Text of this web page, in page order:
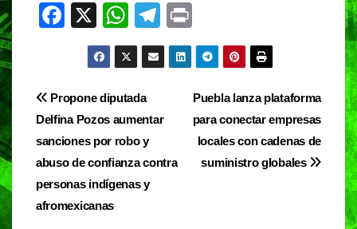
F
e
b
o
o
k
X
W
h
at
s
A
p
p
T
el
e
a
in
t
Navegación
de
entradas
Puebla lanza plataforma
para conectar empresas
locales con cadenas de
suministro globales
Propone diputada
Delfina Pozos aumentar
sanciones por robo y
abuso de confianza contra
personas indígenas y
afromexicanas